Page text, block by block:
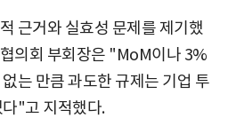
근거와 실효성 문제를 제기했
의회 부회장은 "MoM이나 3%
는 만큼 과도한 규제는 기업 투
"고 지적했다.